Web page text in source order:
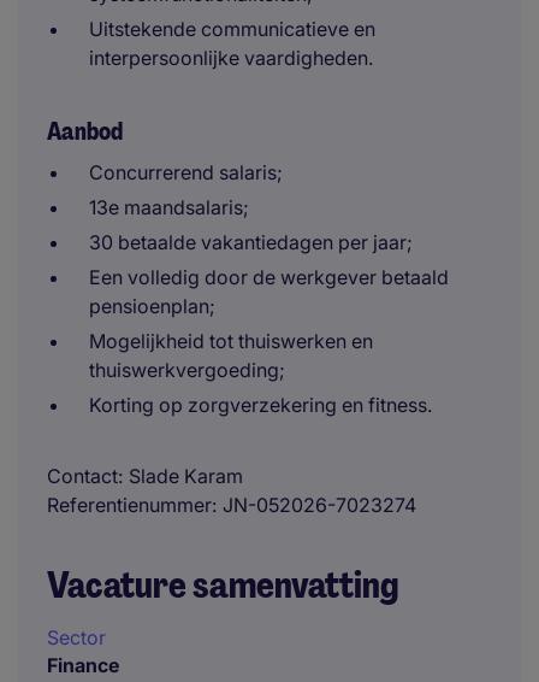
Uitstekende communicatieve en
interpersoonlijke vaardigheden.
Aanbod
Concurrerend salaris;
13e maandsalaris;
30 betaalde vakantiedagen per jaar;
Een volledig door de werkgever betaald
pensioenplan;
Mogelijkheid tot thuiswerken en
thuiswerkvergoeding;
Korting op zorgverzekering en fitness.
Contact Slade Karam
Referentienummer JN-052026-7023274
Vacature samenvatting
Sector
Finance